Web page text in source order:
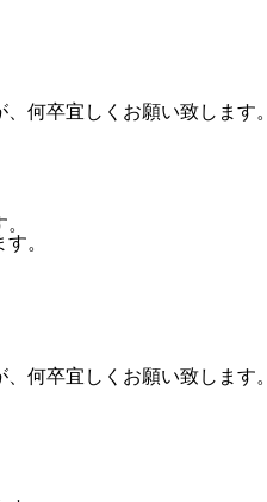
何卒宜しくお願い致します。
。
何卒宜しくお願い致します。